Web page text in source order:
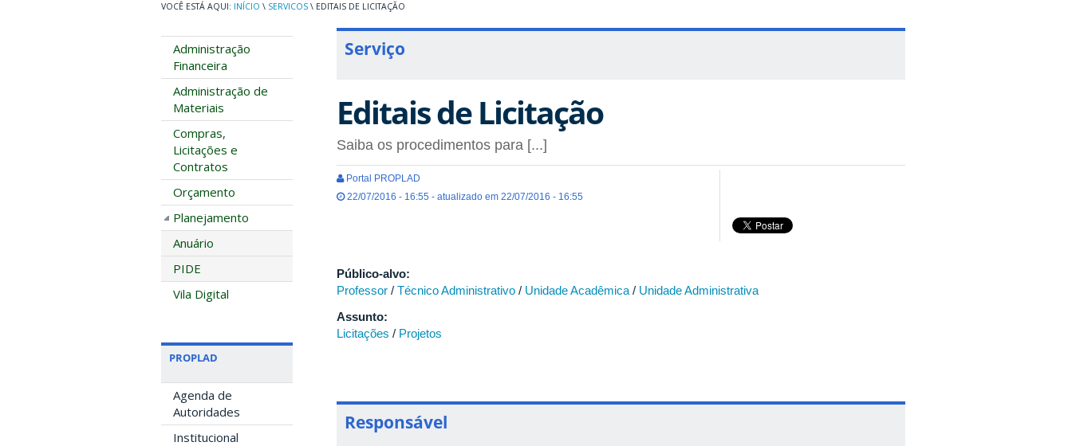
INÍCIO \ SERVICOS \ EDITAIS DE LICITAÇÃO
Administração
Financeira
Administração de
Materiais
Compras,
Licitações e
Contratos
Orçamento
Planejamento
Anuário
PIDE
Vila Digital
PROPLAD
Agenda de
Autoridades
Institucional
Serviço
Editais de Licitação
Saiba os procedimentos para [...]
Portal PROPLAD
22/07/2016 - 16:55 - atualizado em 22/07/2016 - 16:55
Público-alvo:
Professor / Técnico Administrativo / Unidade Acadêmica / Unidade Administrativa
Assunto:
Licitações / Projetos
Responsável